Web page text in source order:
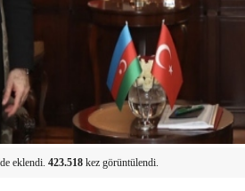
eklendi. 423.518 kez görüntülendi.